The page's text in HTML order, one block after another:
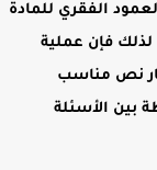
الفقري للمادة
لذلك فإن عملية
نص مناسب
بين الأسئلة